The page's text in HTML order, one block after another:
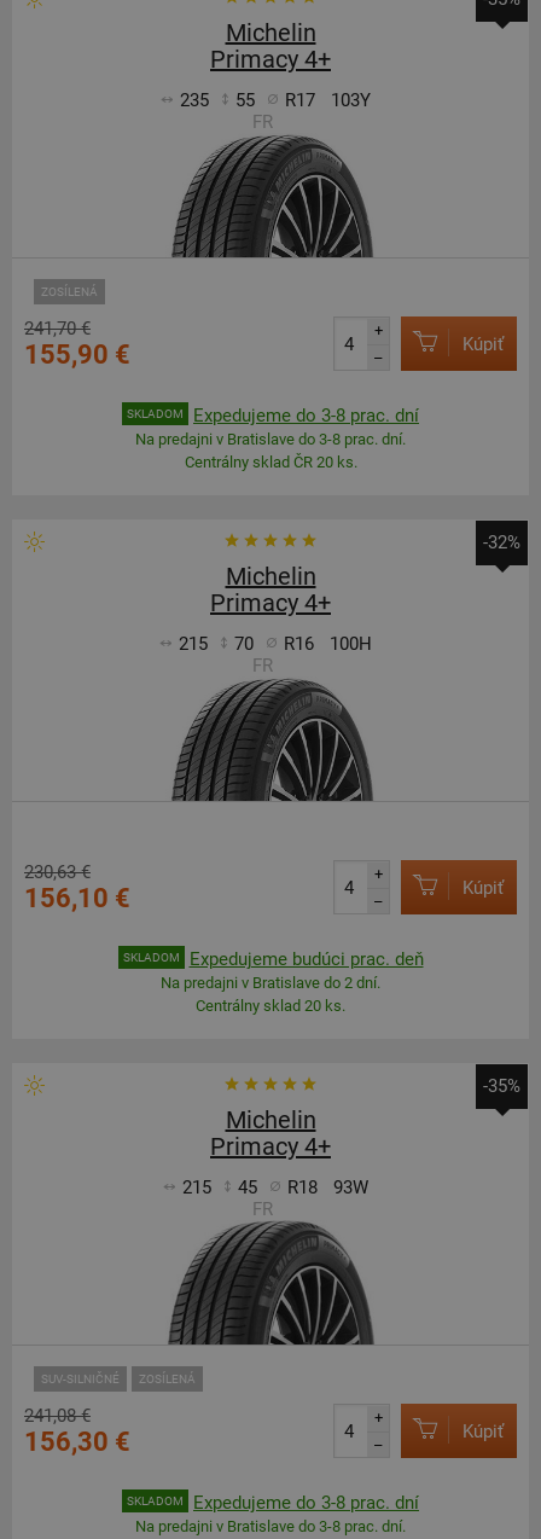
Michelin
Primacy 4+
235 55 R17
103Y
FR
ZOSÍLENÁ
241,70 €
155,90 €
+
–
Kúpiť
SKLADOM Expedujeme do 3-8 prac. dní
Na predajni v Bratislave do 3-8 prac. dní.
Centrálny sklad ČR 20 ks.
-32%
Michelin
Primacy 4+
215 70 R16
100H
FR
230,63 €
156,10 €
+
–
Kúpiť
SKLADOM Expedujeme budúci prac. deň
Na predajni v Bratislave do 2 dní.
Centrálny sklad 20 ks.
-35%
Michelin
Primacy 4+
215 45 R18
93W
FR
SUV-SILNIČNÉ ZOSÍLENÁ
241,08 €
156,30 €
+
–
Kúpiť
SKLADOM Expedujeme do 3-8 prac. dní
Na predajni v Bratislave do 3-8 prac. dní.